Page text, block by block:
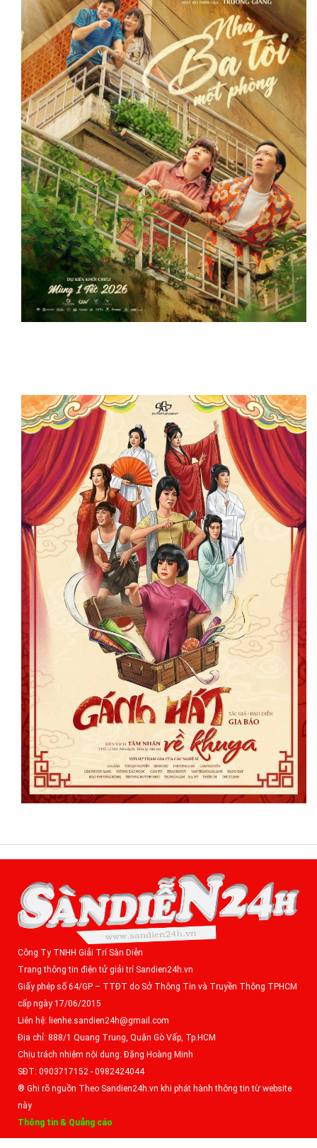
Công Ty TNHH Giải Trí Sàn Diễn
Trang thông tin điện tử giải trí Sandien24h.vn
Giấy phép số 64/GP – TTĐT do Sở Thông Tin và Truyền Thông TPHCM
cấp ngày 17/06/2015
Liên hệ: lienhe.sandien24h@gmail.com
Địa chỉ: 888/1 Quang Trung, Quận Gò Vấp, Tp.HCM
Chịu trách nhiệm nội dung: Đặng Hoàng Minh
SĐT: 0903717152 - 0982424044
® Ghi rõ nguồn Theo Sandien24h.vn khi phát hành thông tin từ website
này
Thông tin & Quảng cáo